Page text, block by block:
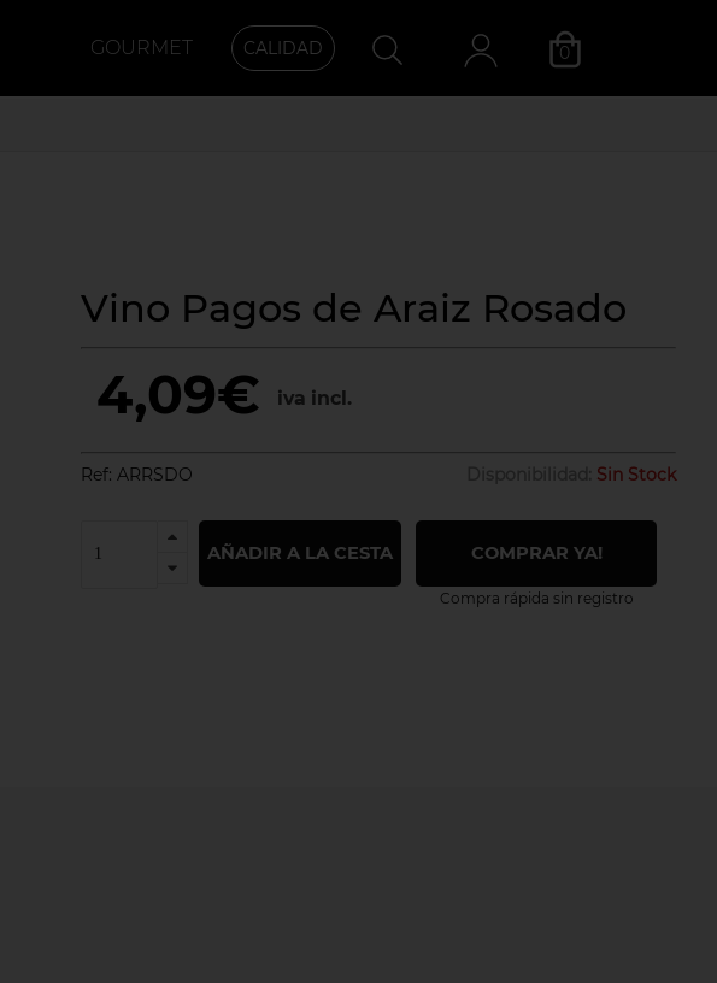
GOURMET
CALIDAD 0
Vino Pagos de Araiz Rosado
4,09€ iva incl.
Sin Stock
Ref: ARRSDO
AÑADIR A LA CESTA COMPRAR YA!
Compra rápida sin registro